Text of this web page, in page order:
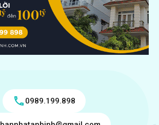
0989.199.898